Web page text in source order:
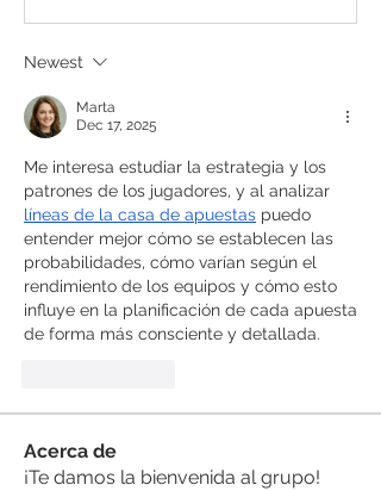
Newest
Marta
Dec 17, 2025
Me interesa estudiar la estrategia y los
líneas de la casa de apuestas puedo
entender mejor cómo se establecen las
probabilidades, cómo varían según el
rendimiento de los equipos y cómo esto
influye en la planificación de cada apuesta
de forma más consciente y detallada.
Acerca de
¡Te damos la bienvenida al grupo!